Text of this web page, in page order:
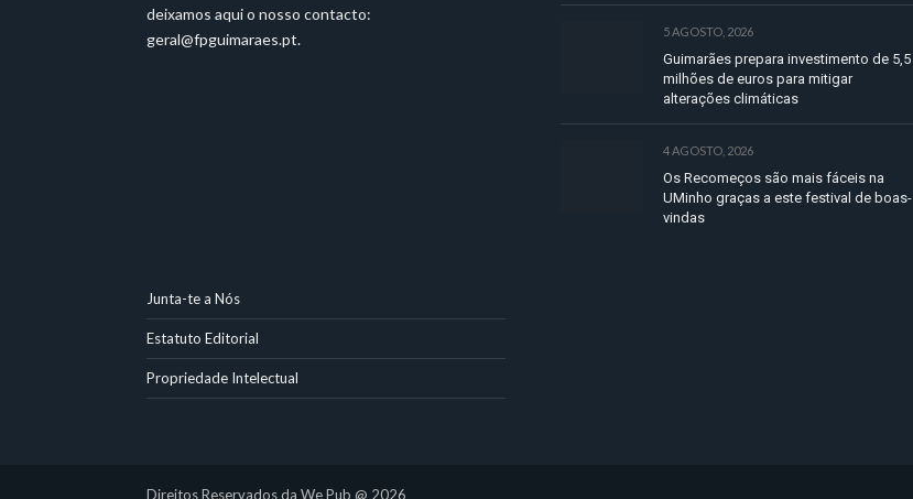
deixamos aqui o nosso contacto:
geral@fpguimaraes.pt. 5 AGOSTO, 2026
Guimarães prepara investimento de 5,5
milhões de euros para mitigar
alterações climáticas
4 AGOSTO, 2026
Os Recomeços são mais fáceis na
UMinho graças a este festival de boas-
vindas
Junta-te a Nós
Estatuto Editorial
Propriedade Intelectual
Direitos Reservados da We Pub @ 2026